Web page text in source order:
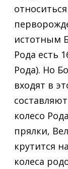
истотным
Рода есть
Рода). Но
входят в
колесо
прялки,
крутится
колеса